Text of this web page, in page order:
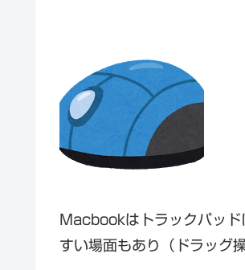
Macbookはトラックパッド
すい場面もあり（ドラッグ